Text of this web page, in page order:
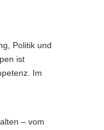
Politik und
ist
Im
– vom